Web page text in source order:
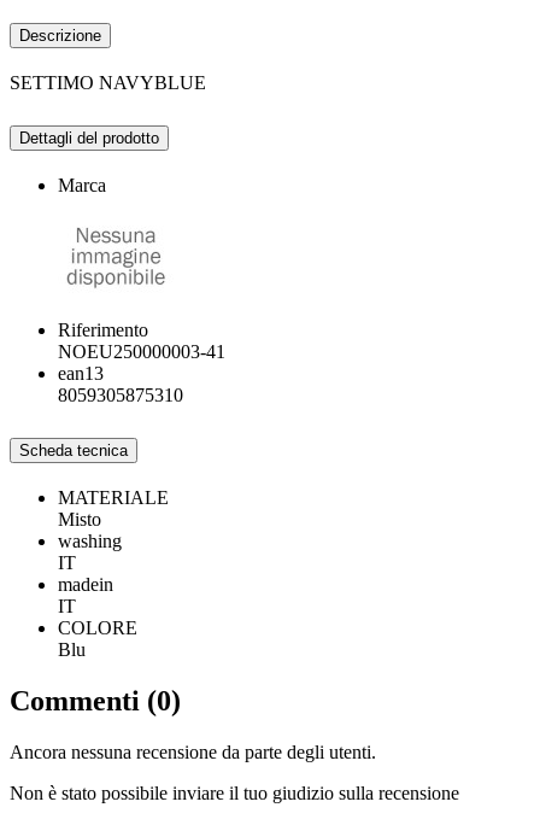
Descrizione
SETTIMO NAVYBLUE
Dettagli del prodotto
Marca
Riferimento
NOEU250000003-41
ean13
8059305875310
Scheda tecnica
MATERIALE
Misto
washing
IT
madein
IT
COLORE
Blu
Commenti (0)
Ancora nessuna recensione da parte degli utenti.
Non è stato possibile inviare il tuo giudizio sulla recensione